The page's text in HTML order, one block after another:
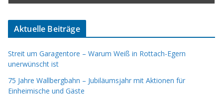
Aktuelle Beiträge
Streit um Garagentore – Warum Weiß in Rottach-Egern
unerwünscht ist
75 Jahre Wallbergbahn – Jubiläumsjahr mit Aktionen für
Einheimische und Gäste